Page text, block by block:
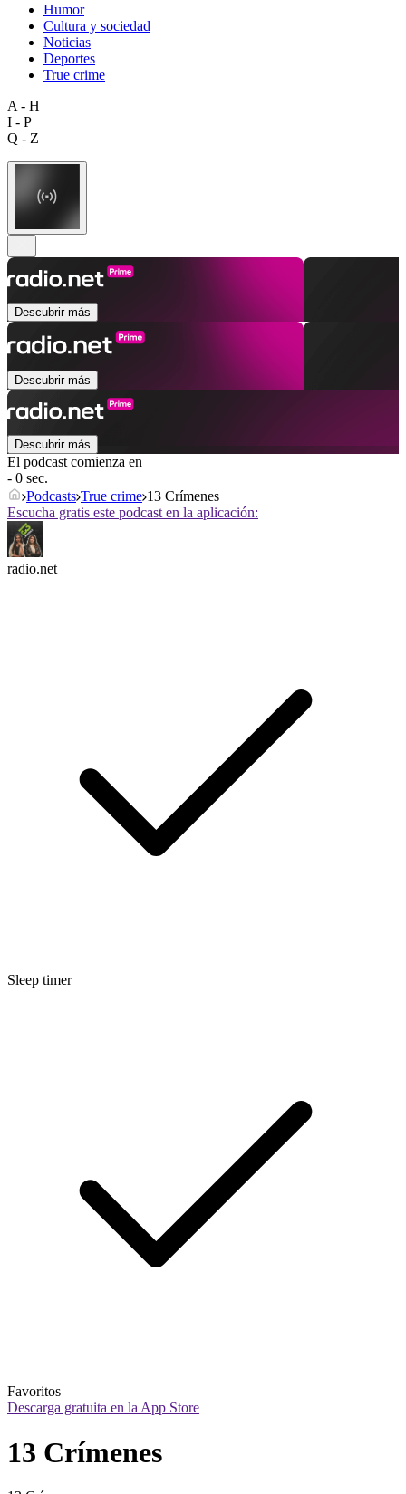
Humor
Cultura y sociedad
Noticias
Deportes
True crime
A - H
I - P
Q - Z
Descubrir más
Descubrir más
Descubrir más
El podcast comienza en
- 0 sec.
Podcasts True crime 13 Crímenes
Escucha gratis este podcast en la aplicación:
radio.net
Sleep timer
Favoritos
Descarga gratuita en la App Store
13 Crímenes